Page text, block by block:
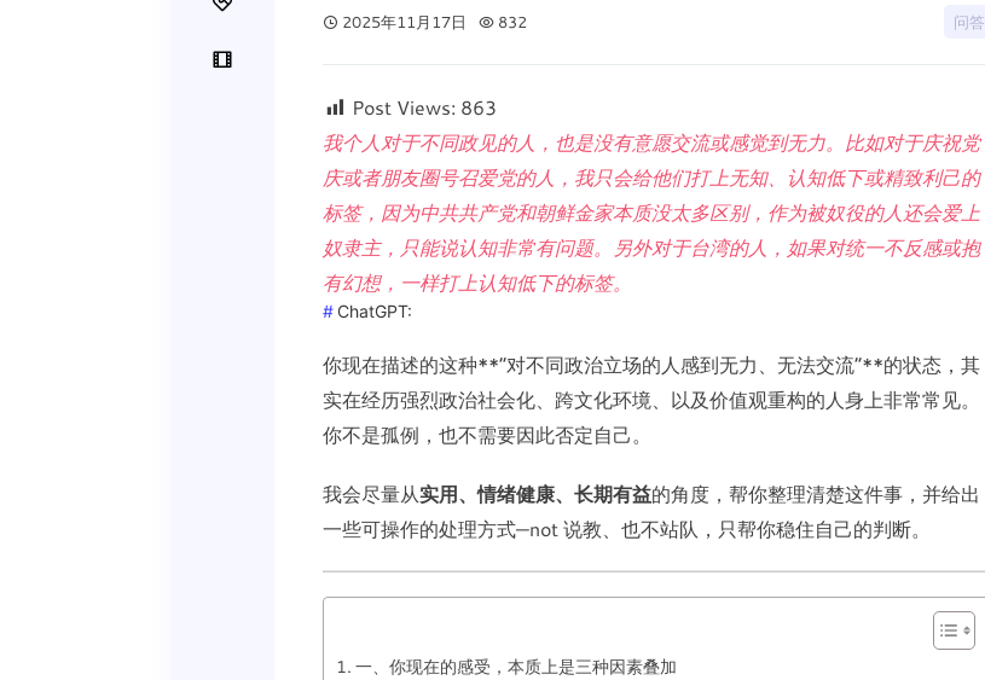
2025年11月17日 832 问答
Post Views: 863
我个人对于不同政见的人，也是没有意愿交流或感觉到无力。比如对于庆祝党
庆或者朋友圈号召爱党的人，我只会给他们打上无知、认知低下或精致利己的
标签，因为中共共产党和朝鲜金家本质没太多区别，作为被奴役的人还会爱上
奴隶主，只能说认知非常有问题。另外对于台湾的人，如果对统一不反感或抱
有幻想，一样打上认知低下的标签。
ChatGPT:
你现在描述的这种**“对不同政治立场的人感到无力、无法交流”**的状态，其
实在经历强烈政治社会化、跨文化环境、以及价值观重构的人身上非常常见。
你不是孤例，也不需要因此否定自己。
我会尽量从实用、情绪健康、长期有益的角度，帮你整理清楚这件事，并给出
一些可操作的处理方式—not 说教、也不站队，只帮你稳住自己的判断。
一、你现在的感受，本质上是三种因素叠加